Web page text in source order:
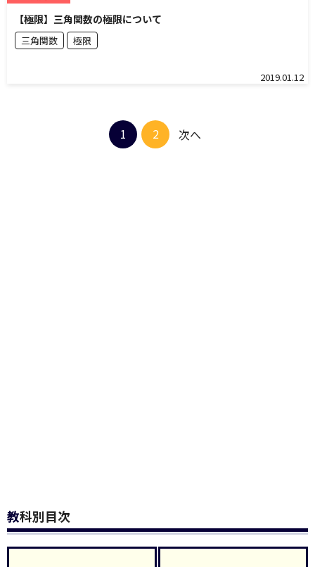
【極限】三角関数の極限について
三角関数 極限
2019.01.12
1 2 次へ
教科別目次